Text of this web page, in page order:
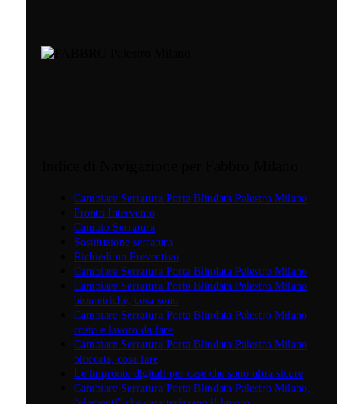
Cambiare Serratura Porta Blindata Palestro Milano
Pronto Intervento
Cambio Serratura
Sostituzione serratura
Richiedi un Preventivo
Cambiare Serratura Porta Blindata Palestro Milano
Cambiare Serratura Porta Blindata Palestro Milano
biometriche, cosa sono
Cambiare Serratura Porta Blindata Palestro Milano
costo e lavoro da fare
Cambiare Serratura Porta Blindata Palestro Milano
bloccata, cosa fare
Le impronte digitali per case che sono ultra sicure
Cambiare Serratura Porta Blindata Palestro Milano,